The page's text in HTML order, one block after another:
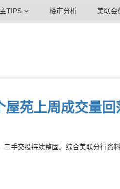
TIPS 楼市分析 美联会
屋苑上周成交量
二手交投持续整固。综合美联分行资